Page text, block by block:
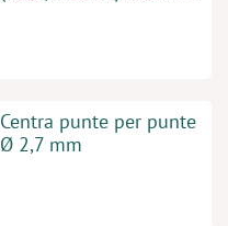
Centra punte per punte
Ø 2,7 mm